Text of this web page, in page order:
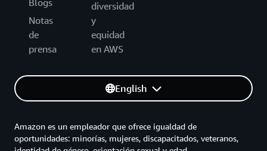
Blogs
Notas
de
prensa
diversidad
y
equidad
en AWS
English
Amazon es un empleador que ofrece igualdad de
oportunidades: minorías, mujeres, discapacitados, veteranos,